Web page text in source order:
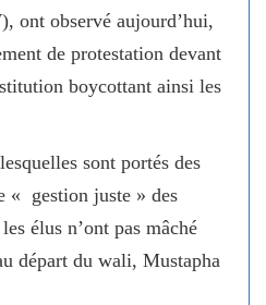
ont observé aujourd’hui,
de protestation devant
boycottant ainsi les
sont portés des
« gestion juste » des
élus n’ont pas mâché
départ du wali, Mustapha